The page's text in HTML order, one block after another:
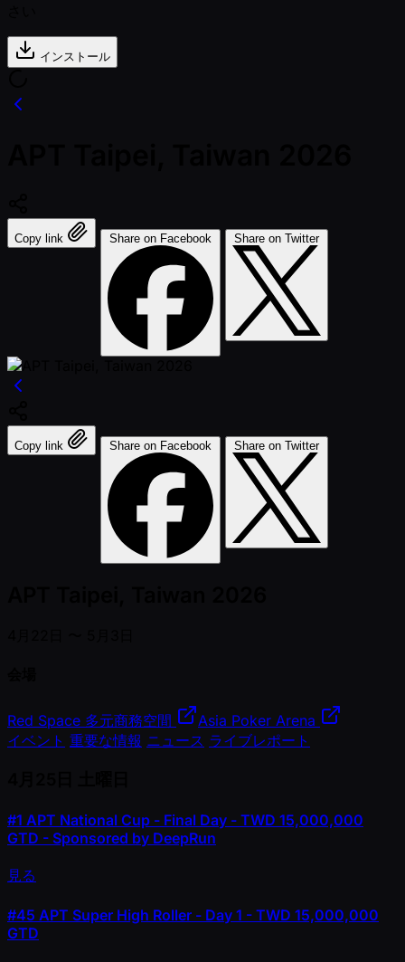
インストール
Copy link Share on Facebook Share on Twitter
Copy link Share on Facebook Share on Twitter
Red Space 多元商務空間
Asia Poker Arena
イベント 重要な情報 ニュース ライブレポート
#1 APT National Cup - Final Day - TWD 15,000,000
GTD - Sponsored by DeepRun
見る
#45 APT Super High Roller - Day 1 - TWD 15,000,000
GTD